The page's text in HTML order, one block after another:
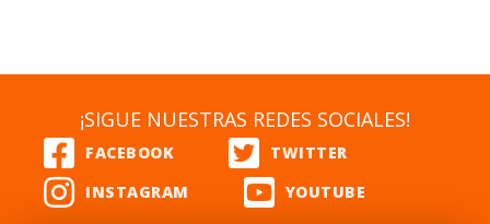
¡SIGUE NUESTRAS REDES SOCIALES!